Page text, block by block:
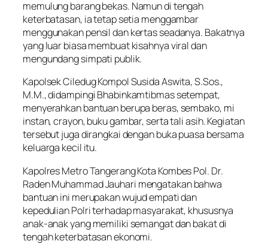
memulung barang bekas. Namun di tengah
keterbatasan, ia tetap setia menggambar
menggunakan pensil dan kertas seadanya. Bakatnya
yang luar biasa membuat kisahnya viral dan
mengundang simpati publik.
Kapolsek Ciledug Kompol Susida Aswita, S.Sos.,
M.M., didampingi Bhabinkamtibmas setempat,
menyerahkan bantuan berupa beras, sembako, mi
instan, crayon, buku gambar, serta tali asih. Kegiatan
tersebut juga dirangkai dengan buka puasa bersama
keluarga kecil itu.
Kapolres Metro Tangerang Kota Kombes Pol. Dr.
Raden Muhammad Jauhari mengatakan bahwa
bantuan ini merupakan wujud empati dan
kepedulian Polri terhadap masyarakat, khususnya
anak-anak yang memiliki semangat dan bakat di
tengah keterbatasan ekonomi.